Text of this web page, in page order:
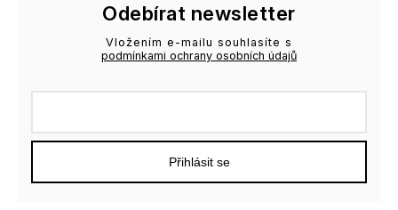
Odebírat newsletter
Vložením e-mailu souhlasíte s
podmínkami ochrany osobních údajů
Přihlásit se